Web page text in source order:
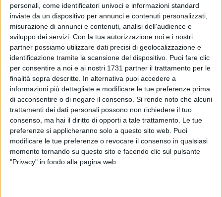
personali, come identificatori univoci e informazioni standard
inviate da un dispositivo per annunci e contenuti personalizzati,
misurazione di annunci e contenuti, analisi dell'audience e
sviluppo dei servizi. Con la tua autorizzazione noi e i nostri
partner possiamo utilizzare dati precisi di geolocalizzazione e
identificazione tramite la scansione del dispositivo. Puoi fare clic
per consentire a noi e ai nostri 1731 partner il trattamento per le
finalità sopra descritte. In alternativa puoi accedere a
informazioni più dettagliate e modificare le tue preferenze prima
di acconsentire o di negare il consenso. Si rende noto che alcuni
trattamenti dei dati personali possono non richiedere il tuo
consenso, ma hai il diritto di opporti a tale trattamento. Le tue
preferenze si applicheranno solo a questo sito web. Puoi
modificare le tue preferenze o revocare il consenso in qualsiasi
momento tornando su questo sito e facendo clic sul pulsante
"Privacy" in fondo alla pagina web.
Sabato sera saranno gli attesissimi direttori artistici Miguel
Angel Zotto e Daiana Guspero esibirsi durante la Milonga di
Gala, momento apicale dell'International Trani Tango per
ammirare la bravura degli insegnanti accompagnati dalle
emozionanti note suonate dal vivo, questa sera
dall'Orchestra Tango Sonos e tj Hurracan. Un momento
ormai diventato appuntamento fisso per ammirare una delle
coppie di ballerini più famose al mondo. Balleranno poi con
tutti gli altri tangueros sulla pedana di piazza Duomo fino
all'alba, al termine di un'altra ricca giornata di appuntamenti
a Palazzo San Giorgio, e con l'evento gratuito in piazza della
Repubblica, l'aperitango con i campioni italiani assoluti